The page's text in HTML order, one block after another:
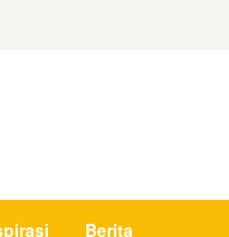
Berita